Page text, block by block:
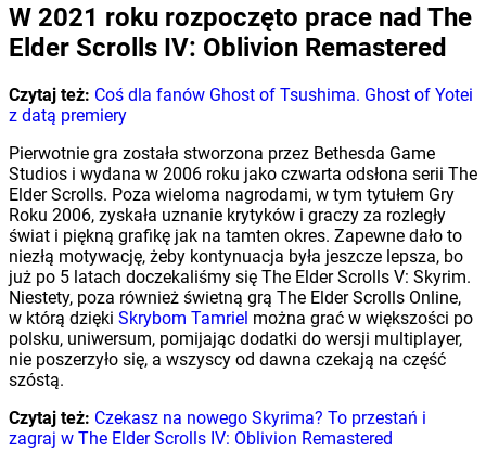
W 2021 roku rozpoczęto prace nad The
Elder Scrolls IV: Oblivion Remastered
Czytaj też: Coś dla fanów Ghost of Tsushima. Ghost of Yotei
z datą premiery
Pierwotnie gra została stworzona przez Bethesda Game
Studios i wydana w 2006 roku jako czwarta odsłona serii The
Elder Scrolls. Poza wieloma nagrodami, w tym tytułem Gry
Roku 2006, zyskała uznanie krytyków i graczy za rozległy
świat i piękną grafikę jak na tamten okres. Zapewne dało to
niezłą motywację, żeby kontynuacja była jeszcze lepsza, bo
już po 5 latach doczekaliśmy się The Elder Scrolls V: Skyrim.
Niestety, poza również świetną grą The Elder Scrolls Online,
w którą dzięki Skrybom Tamriel można grać w większości po
polsku, uniwersum, pomijając dodatki do wersji multiplayer,
nie poszerzyło się, a wszyscy od dawna czekają na część
szóstą.
Czytaj też: Czekasz na nowego Skyrima? To przestań i
zagraj w The Elder Scrolls IV: Oblivion Remastered